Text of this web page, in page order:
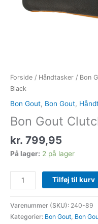
Forside / Håndtasker / Bon
Black
Bon Gout, Bon Gout,
Bon Gout
kr. 799,95
På lager: 2 på lager
Tilføj til kurv
Varenummer (SKU): 240-89
Kategorier: Bon Gout Bon